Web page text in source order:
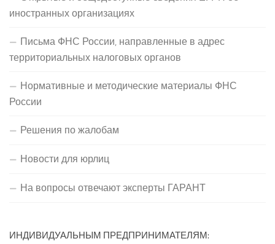
иностранных организациях
Письма ФНС России, направленные в адрес
территориальных налоговых органов
Нормативные и методические материалы ФНС
России
Решения по жалобам
Новости для юрлиц
На вопросы отвечают эксперты ГАРАНТ
ИНДИВИДУАЛЬНЫМ ПРЕДПРИНИМАТЕЛЯМ: